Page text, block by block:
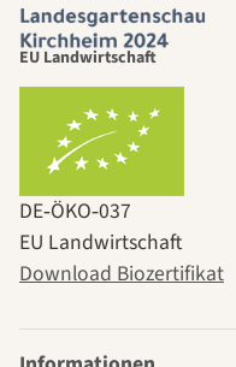
EU Landwirtschaft
DE‑ÖKO‑037
EU Landwirtschaft
Download Biozertifikat